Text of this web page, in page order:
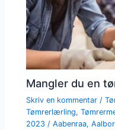
Mangler du en
Skriv en kommentar /
Tømrerlærling,
2023 /Aabenraa,